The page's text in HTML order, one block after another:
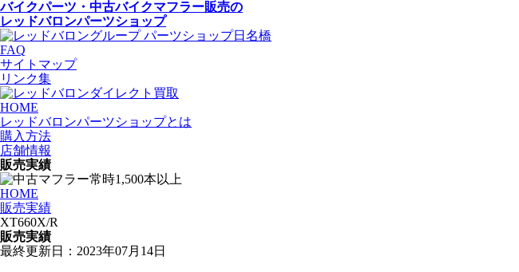
バイクパーツ・中古バイクマフラー販売の
レッドバロンパーツショップ
FAQ
サイトマップ
リンク集
HOME
レッドバロンパーツショップとは
購入方法
店舗情報
販売実績
HOME
販売実績
XT660X/R
販売実績
最終更新日：2023年07月14日